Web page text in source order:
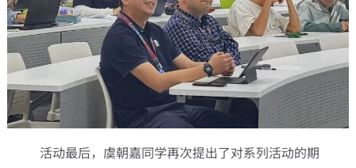
活动最后，虞朝嘉同学再次提出了对系列活动的期